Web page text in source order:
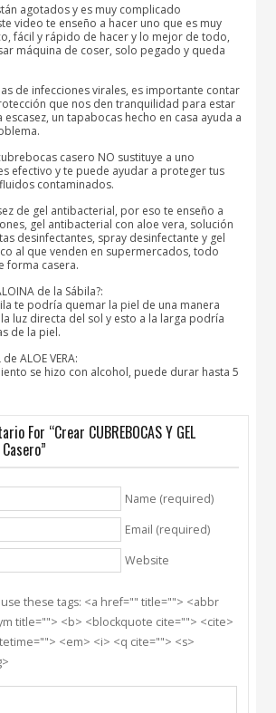
agotados y es muy complicado
video te enseño a hacer uno que es muy
fácil y rápido de hacer y lo mejor de todo,
máquina de coser, solo pegado y queda
de infecciones virales, es importante contar
que nos den tranquilidad para estar
un tapabocas hecho en casa ayuda a
casero NO sustituye a uno
efectivo y te puede ayudar a proteger tus
contaminados.
de gel antibacterial, por eso te enseño a
gel antibacterial con aloe vera, solución
desinfectantes, spray desinfectante y gel
al que venden en supermercados, todo
forma casera.
de la Sábila?:
te podría quemar la piel de una manera
luz directa del sol y esto a la larga podría
de la piel.
ALOE VERA:
se hizo con alcohol, puede durar hasta 5
For “Crear CUBREBOCAS Y GEL
Name (required)
Email (required)
Website
these tags: <a href="" title=""> <abbr
title=""> <b> <blockquote cite=""> <cite>
<em> <i> <q cite=""> <s>